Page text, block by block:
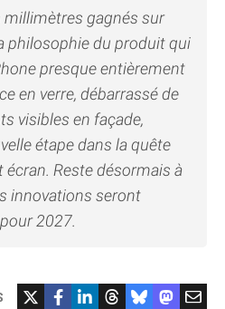
millimètres gagnés sur
philosophie du produit qui
presque entièrement
en verre, débarrassé de
visibles en façade,
étape dans la quête
Reste désormais à
innovations seront
2027.